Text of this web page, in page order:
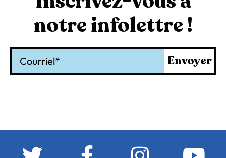
notre infolettre !
Envoyer